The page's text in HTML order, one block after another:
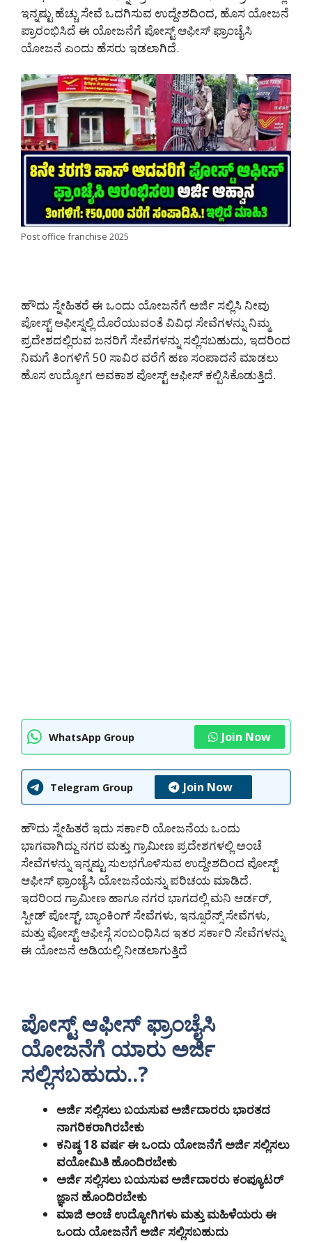
ಇನ್ನಷ್ಟು ಹೆಚ್ಚು ಸೇವೆ ಒದಗಿಸುವ ಉದ್ದೇಶದಿಂದ, ಹೊಸ ಯೋಜನೆ
ಪ್ರಾರಂಭಿಸಿದೆ ಈ ಯೋಜನೆಗೆ ಪೋಸ್ಟ್ ಆಫೀಸ್ ಫ್ರಾಂಚೈಸಿ
ಯೋಜನೆ ಎಂದು ಹೆಸರು ಇಡಲಾಗಿದೆ.
Post office franchise 2025
ಹೌದು ಸ್ನೇಹಿತರೆ ಈ ಒಂದು ಯೋಜನೆಗೆ ಅರ್ಜಿ ಸಲ್ಲಿಸಿ ನೀವು
ಪೋಸ್ಟ್ ಆಫೀಸ್ನಲ್ಲಿ ದೊರೆಯುವಂತೆ ವಿವಿಧ ಸೇವೆಗಳನ್ನು ನಿಮ್ಮ
ಪ್ರದೇಶದಲ್ಲಿರುವ ಜನರಿಗೆ ಸೇವೆಗಳನ್ನು ಸಲ್ಲಿಸಬಹುದು, ಇದರಿಂದ
ನಿಮಗೆ ತಿಂಗಳಿಗೆ 50 ಸಾವಿರ ವರೆಗೆ ಹಣ ಸಂಪಾದನೆ ಮಾಡಲು
ಹೊಸ ಉದ್ಯೋಗ ಅವಕಾಶ ಪೋಸ್ಟ್ ಆಫೀಸ್ ಕಲ್ಪಿಸಿಕೊಡುತ್ತಿದೆ.
WhatsApp Group Join Now
Telegram Group Join Now
ಹೌದು ಸ್ನೇಹಿತರೆ ಇದು ಸರ್ಕಾರಿ ಯೋಜನೆಯ ಒಂದು
ಭಾಗವಾಗಿದ್ದು ನಗರ ಮತ್ತು ಗ್ರಾಮೀಣ ಪ್ರದೇಶಗಳಲ್ಲಿ ಅಂಚೆ
ಸೇವೆಗಳನ್ನು ಇನ್ನಷ್ಟು ಸುಲಭಗೊಳಿಸುವ ಉದ್ದೇಶದಿಂದ ಪೋಸ್ಟ್
ಆಫೀಸ್ ಫ್ರಾಂಚೈಸಿ ಯೋಜನೆಯನ್ನು ಪರಿಚಯ ಮಾಡಿದೆ.
ಇದರಿಂದ ಗ್ರಾಮೀಣ ಹಾಗೂ ನಗರ ಭಾಗದಲ್ಲಿ ಮನಿ ಆರ್ಡರ್,
ಸ್ಪೀಡ್ ಪೋಸ್ಟ್, ಬ್ಯಾಂಕಿಂಗ್ ಸೇವೆಗಳು, ಇನ್ಸೂರೆನ್ಸ್ ಸೇವೆಗಳು,
ಮತ್ತು ಪೋಸ್ಟ್ ಆಫೀಸ್ಗೆ ಸಂಬಂಧಿಸಿದ ಇತರ ಸರ್ಕಾರಿ ಸೇವೆಗಳನ್ನು
ಈ ಯೋಜನೆ ಅಡಿಯಲ್ಲಿ ನೀಡಲಾಗುತ್ತಿದೆ
ಪೋಸ್ಟ್ ಆಫೀಸ್ ಫ್ರಾಂಚೈಸಿ
ಯೋಜನೆಗೆ ಯಾರು ಅರ್ಜಿ
ಸಲ್ಲಿಸಬಹುದು..?
ಅರ್ಜಿ ಸಲ್ಲಿಸಲು ಬಯಸುವ ಅರ್ಜಿದಾರರು ಭಾರತದ
ನಾಗರಿಕರಾಗಿರಬೇಕು
ಕನಿಷ್ಠ 18 ವರ್ಷ ಈ ಒಂದು ಯೋಜನೆಗೆ ಅರ್ಜಿ ಸಲ್ಲಿಸಲು
ವಯೋಮಿತಿ ಹೊಂದಿರಬೇಕು
ಅರ್ಜಿ ಸಲ್ಲಿಸಲು ಬಯಸುವ ಅರ್ಜಿದಾರರು ಕಂಪ್ಯೂಟರ್
ಜ್ಞಾನ ಹೊಂದಿರಬೇಕು
ಮಾಜಿ ಅಂಚೆ ಉದ್ಯೋಗಿಗಳು ಮತ್ತು ಮಹಿಳೆಯರು ಈ
ಒಂದು ಯೋಜನೆಗೆ ಅರ್ಜಿ ಸಲ್ಲಿಸಬಹುದು